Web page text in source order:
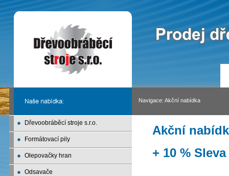
Navigace: Akční nabídka
Dřevoobráběcí stroje s.r.o.
Formátovací pily
Olepovačky hran
Odsavače
Akční
+ 10 %